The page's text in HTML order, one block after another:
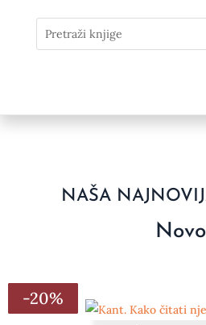
NAŠA
Novo
-20%
-20%
-20%
-20%
-20%
-20%
-20%